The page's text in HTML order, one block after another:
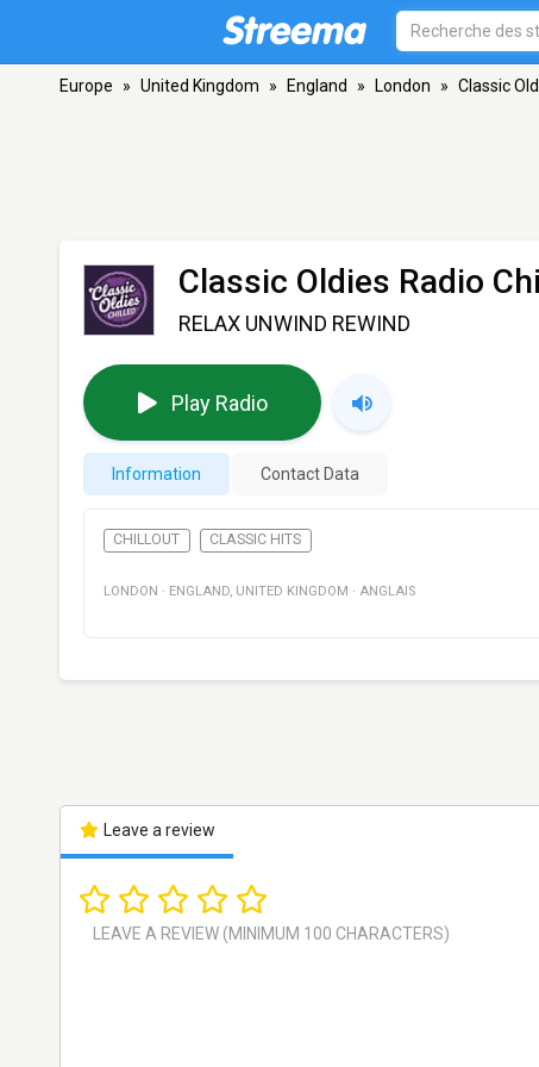
Europe » United Kingdom » England » London » Classic
Classic Oldies Radio
RELAX UNWIND REWIND
Play Radio
Information Contact Data
CHILLOUT CLASSIC HITS
LONDON · ENGLAND, UNITED KINGDOM · ANGLAIS
Leave a review